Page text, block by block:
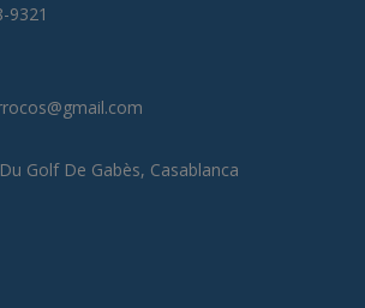
9321
Golf De Gabès, Casablanca